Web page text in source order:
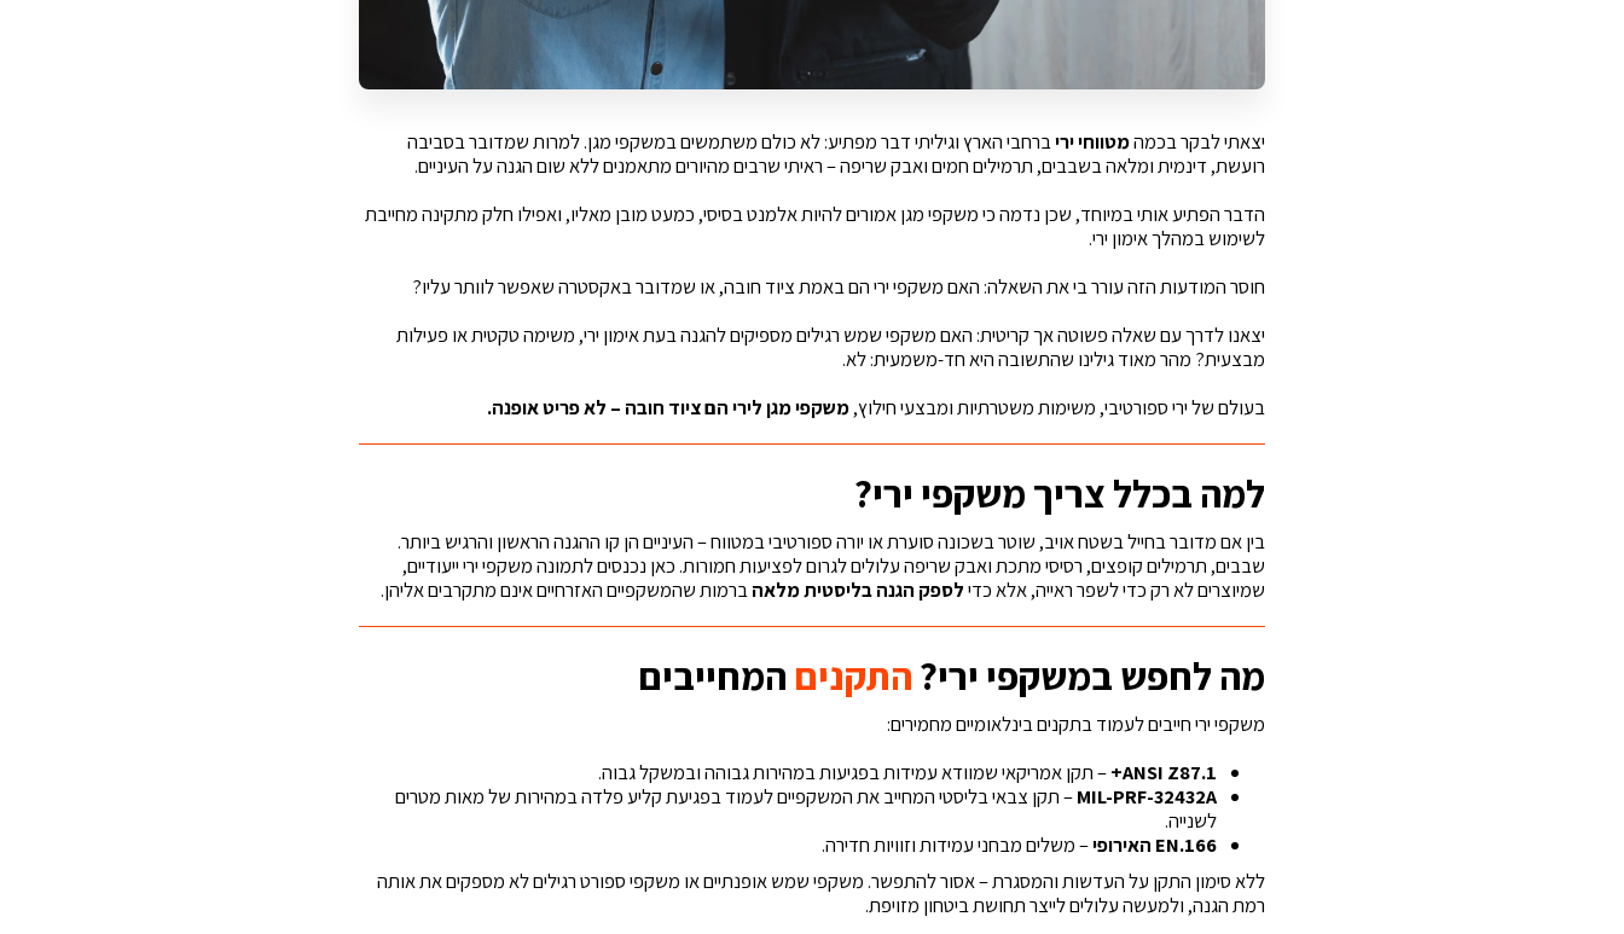
יצאתי לבקר בכמהמטווחי יריברחבי הארץ וגיליתי דבר מפתיע: לא כולם משתמשים במשקפי מגן. למרות שמדובר בסביבה
רועשת, דינמית ומלאה בשבבים, תרמילים חמים ואבק שריפה – ראיתי שרבים מהיורים מתאמנים ללא שום הגנה על העיניים.
הדבר הפתיע אותי במיוחד, שכן נדמה כי משקפי מגן אמורים להיות אלמנט בסיסי, כמעט מובן מאליו, ואפילו חלק מתקינה מחייבת
לשימוש במהלך אימון ירי.
חוסר המודעות הזה עורר בי את השאלה: האם משקפי ירי הם באמת ציוד חובה, או שמדובר באקסטרה שאפשר לוותר עליו?
יצאנו לדרך עם שאלה פשוטה אך קריטית: האם משקפי שמש רגילים מספיקים להגנה בעת אימון ירי, משימה טקטית או פעילות
מבצעית? מהר מאוד גילינו שהתשובה היא חד-משמעית: לא.
בעולם של ירי ספורטיבי, משימות משטרתיות ומבצעי חילוץ,משקפי מגן לירי הם ציוד חובה – לא פריט אופנה.
למה בכלל צריך משקפי ירי?
בין אם מדובר בחייל בשטח אויב, שוטר בשכונה סוערת או יורה ספורטיבי במטווח – העיניים הן קו ההגנה הראשון והרגיש ביותר.
שבבים, תרמילים קופצים, רסיסי מתכת ואבק שריפה עלולים לגרום לפציעות חמורות. כאן נכנסים לתמונה משקפי ירי ייעודיים,
שמיוצרים לא רק כדי לשפר ראייה, אלא כדילספק הגנה בליסטית מלאהברמות שהמשקפיים האזרחיים אינם מתקרבים אליהן.
מה לחפש במשקפי ירי?התקנים המחייבים
משקפי ירי חייבים לעמוד בתקנים בינלאומיים מחמירים:
ANSI Z87.1+ – תקן אמריקאי שמוודא עמידות בפגיעות במהירות גבוהה ובמשקל גבוה.
MIL-PRF-32432A– תקן צבאי בליסטי המחייב את המשקפיים לעמוד בפגיעת קליע פלדה במהירות של מאות מטרים
לשנייה.
EN.166 האירופי
– משלים מבחני עמידות וזוויות חדירה.
ללא סימון התקן על העדשות והמסגרת – אסור להתפשר. משקפי שמש אופנתיים או משקפי ספורט רגילים לא מספקים את אותה
רמת הגנה, ולמעשה עלולים לייצר תחושת ביטחון מזויפת.